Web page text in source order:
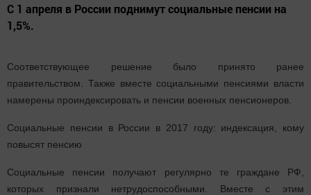
С 1 апреля в России поднимут социальные пенсии на
1,5%.
Соответствующее решение было принято ранее
правительством. Также вместе социальными пенсиями власти
намерены проиндексировать и пенсии военных пенсионеров.
Социальные пенсии в России в 2017 году: индексация, кому
повысят пенсию
Социальные пенсии получают регулярно те граждане РФ,
которых признали нетрудоспособными. Вместе с этим